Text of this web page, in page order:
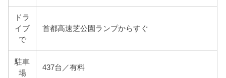
ドラ
イブ
で
首都高速芝公園ランプからすぐ
駐車
場
437台／有料